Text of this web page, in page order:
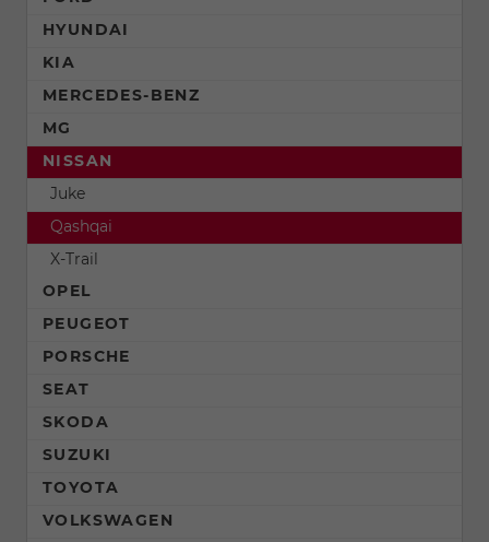
HYUNDAI
KIA
MERCEDES-BENZ
MG
NISSAN
Juke
Qashqai
X-Trail
OPEL
PEUGEOT
PORSCHE
SEAT
SKODA
SUZUKI
TOYOTA
VOLKSWAGEN